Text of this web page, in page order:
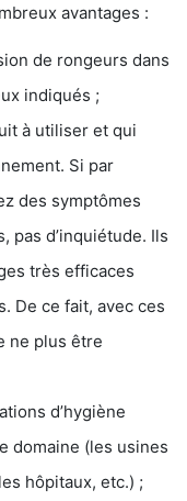
avantages :
de rongeurs dans
indiqués ;
à utiliser et qui
Si par
des symptômes
pas d’inquiétude. Ils
très efficaces
De ce fait, avec ces
ne plus être
d’hygiène
domaine (les usines
hôpitaux, etc.) ;